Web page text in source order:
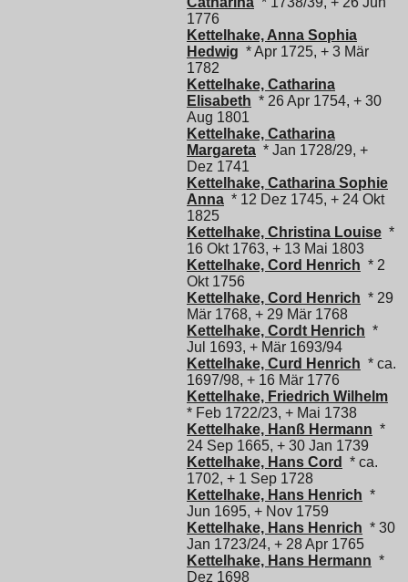
1776
Kettelhake, Anna Sophia
Hedwig * Apr 1725, + 3 Mär
1782
Kettelhake, Catharina
Elisabeth * 26 Apr 1754, + 30
Aug 1801
Kettelhake, Catharina
Margareta * Jan 1728/29, +
Dez 1741
Kettelhake, Catharina Sophie
Anna * 12 Dez 1745, + 24 Okt
1825
Kettelhake, Christina Louise *
16 Okt 1763, + 13 Mai 1803
Kettelhake, Cord Henrich * 2
Okt 1756
Kettelhake, Cord Henrich * 29
Mär 1768, + 29 Mär 1768
Kettelhake, Cordt Henrich *
Jul 1693, + Mär 1693/94
Kettelhake, Curd Henrich * ca.
1697/98, + 16 Mär 1776
Kettelhake, Friedrich Wilhelm
* Feb 1722/23, + Mai 1738
Kettelhake, Hanß Hermann *
24 Sep 1665, + 30 Jan 1739
Kettelhake, Hans Cord
* ca.
1702, + 1 Sep 1728
Kettelhake, Hans Henrich *
Jun 1695, + Nov 1759
Kettelhake, Hans Henrich * 30
Jan 1723/24, + 28 Apr 1765
Kettelhake, Hans Hermann *
Dez 1698